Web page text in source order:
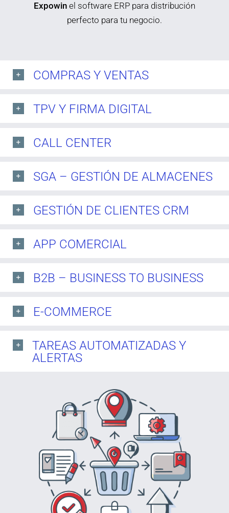
Expowin el software ERP para distribución
perfecto para tu negocio.
COMPRAS Y VENTAS
TPV Y FIRMA DIGITAL
CALL CENTER
SGA – GESTIÓN DE ALMACENES
GESTIÓN DE CLIENTES CRM
APP COMERCIAL
B2B – BUSINESS TO BUSINESS
E-COMMERCE
TAREAS AUTOMATIZADAS Y
ALERTAS